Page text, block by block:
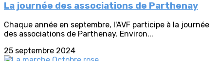
La journée des associations de Parthenay
Chaque année en septembre, l'AVF participe à la journée
des associations de Parthenay. Environ...
25 septembre 2024